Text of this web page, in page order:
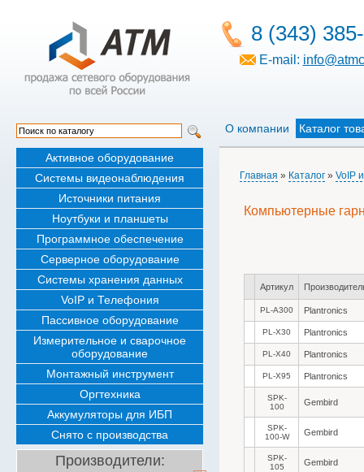
Активное оборудование
Системы видеонаблюдения
Источники питания
Ноутбуки и планшеты
Программное обеспечение
Серверное оборудование
Системы хранения данных
VoIP и Телефония
Пассивное оборудование
Измерительное и сварочное
оборудование
Монтажный инструмент
Оргтехника
Аккумуляторы для ИБП
Снято с производства
Производители:
8 (343)
E-mail:
О компании Каталог
Главная » Каталог » VoIP
Компьютерные
Артикул
PL-A300 Plantronics
PL-X30 Plantronics
PL-X40 Plantronics
PL-X95 Plantronics
SPK-
100
Gembird
SPK-
100-W
Gembird
SPK-
105
Gembird